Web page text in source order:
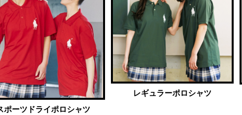
ポーツドライポロシャツ
レギュラーポロシャツ